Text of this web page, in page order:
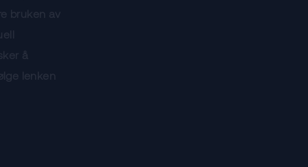
bruken av
å
lenken